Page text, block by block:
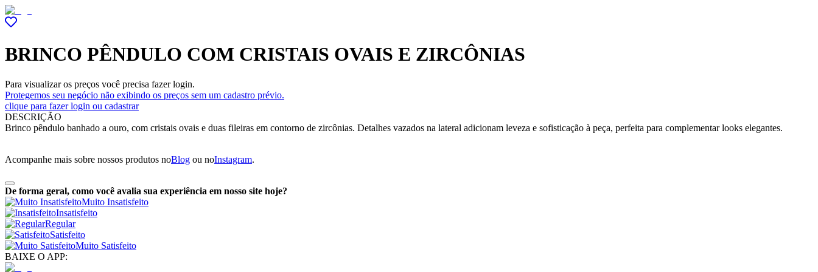
BRINCO PÊNDULO COM CRISTAIS OVAIS E ZIRCÔNIAS
Para visualizar os preços você precisa fazer login.
Protegemos seu negócio não exibindo os preços sem um cadastro prévio.
clique para fazer login ou cadastrar
DESCRIÇÃO
Brinco pêndulo banhado a ouro, com cristais ovais e duas fileiras em contorno de zircônias. Detalhes vazados na lateral adicionam leveza e sofisticação à peça, perfeita para complementar looks elegantes.
Acompanhe mais sobre nossos produtos noBlog ou noInstagram.
De forma geral, como você avalia sua experiência em nosso site hoje?
Muito Insatisfeito
Insatisfeito
Regular
Satisfeito
Muito Satisfeito
BAIXE O APP: